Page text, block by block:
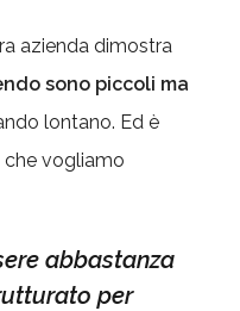
azienda dimostra
sono piccoli ma
lontano. Ed è
vogliamo
abbastanza
per